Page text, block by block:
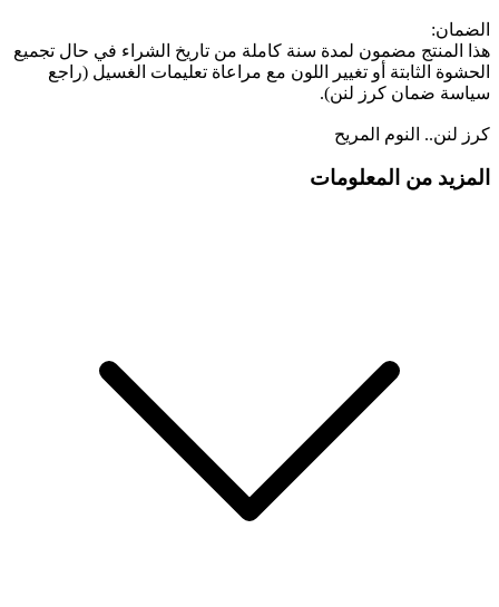
الضمان:
هذا المنتج مضمون لمدة سنة كاملة من تاريخ الشراء في حال تجميع
الحشوة الثابتة أو تغيير اللون مع مراعاة تعليمات الغسيل (راجع
سياسة ضمان كرز لنن).
كرز لنن.. النوم المريح
المزيد من المعلومات